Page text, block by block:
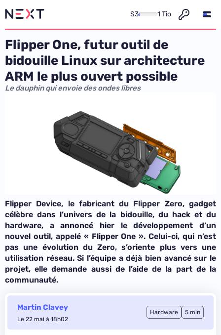
S3 1 Tio
Flipper One, futur outil de
bidouille Linux sur architecture
ARM le plus ouvert possible
Le dauphin qui envoie des ondes libres
Flipper Device, le fabricant du Flipper Zero, gadget
célèbre dans l’univers de la bidouille, du hack et du
hardware, a annoncé hier le développement d’un
nouvel outil, appelé « Flipper One ». Celui-ci, qui n’est
pas une évolution du Zero, s’oriente plus vers une
utilisation réseau. Si l’équipe a déjà bien avancé sur le
projet, elle demande aussi de l’aide de la part de la
communauté.
Martin Clavey
Le 22 mai à 18h02
Hardware 5 min